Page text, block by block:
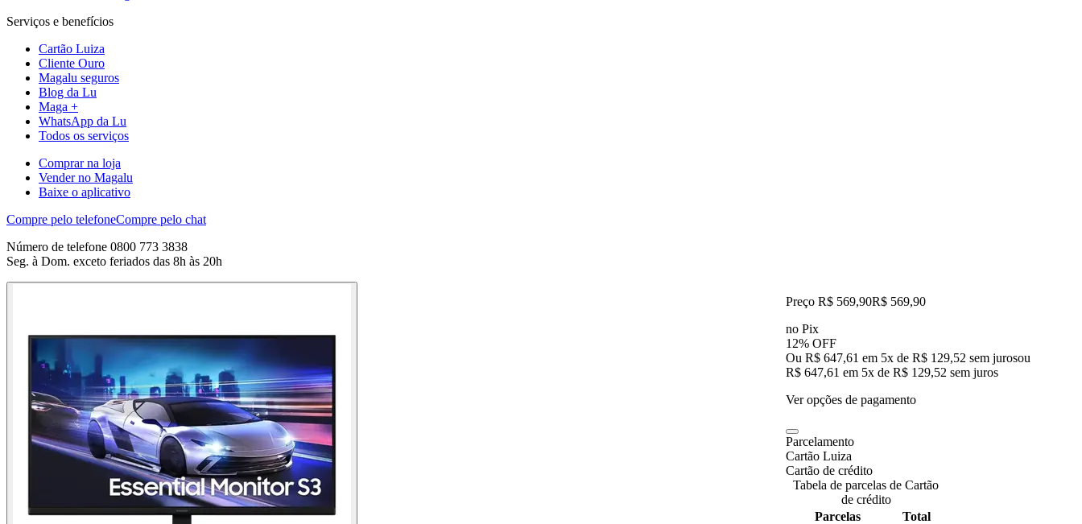
Serviços e benefícios
Cartão Luiza
Cliente Ouro
Magalu seguros
Blog da Lu
Maga +
WhatsApp da Lu
Todos os serviços
Comprar na loja
Vender no Magalu
Baixe o aplicativo
Compre pelo telefoneCompre pelo chat
Número de telefone 0800 773 3838
Seg. à Dom. exceto feriados das 8h às 20h
Preço R$ 569,90R$ 569,90
no Pix
12% OFF
Ou R$ 647,61 em 5x de R$ 129,52 sem jurosou
R$ 647,61 em 5x de R$ 129,52 sem juros
Ver opções de pagamento
Parcelamento
Cartão Luiza
Cartão de crédito
Tabela de parcelas de Cartão
de crédito
Parcelas
Total